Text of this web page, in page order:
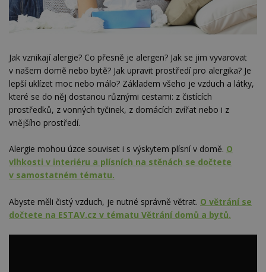
Jak vznikají alergie? Co přesně je alergen? Jak se jim vyvarovat
v našem domě nebo bytě? Jak upravit prostředí pro alergika? Je
lepší uklízet moc nebo málo? Základem všeho je vzduch a látky,
které se do něj dostanou různými cestami: z čistících
prostředků, z vonných tyčinek, z domácích zvířat nebo i z
vnějšího prostředí.
Alergie mohou úzce souviset i s výskytem plísní v domě. O
vlhkosti v interiéru a plísních na stěnách se dočtete
v samostatném tématu.
Abyste měli čistý vzduch, je nutné správně větrat. O větrání se
dočtete na ESTAV.cz v tématu Větrání domů a bytů.